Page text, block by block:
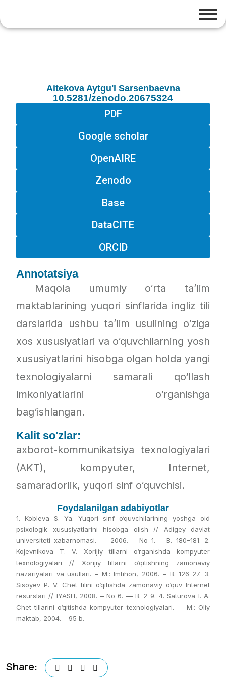
Aitekova Aytgu'l Sarsenbaevna
10.5281/zenodo.20675324
PDF
Google scholar
OpenAIRE
Zenodo
Base
DataCITE
ORCID
Annotatsiya
Maqola umumiy o‘rta ta’lim
maktablarining yuqori sinflarida ingliz tili
darslarida ushbu ta’lim usulining o‘ziga
xos xususiyatlari va o‘quvchilarning yosh
xususiyatlarini hisobga olgan holda yangi
texnologiyalarni samarali qo‘llash
imkoniyatlarini o‘rganishga
bag‘ishlangan.
Kalit so'zlar:
axborot-kommunikatsiya texnologiyalari
(AKT), kompyuter, Internet,
samaradorlik, yuqori sinf o‘quvchisi.
Foydalanilgan adabiyotlar
1. Kobleva S. Ya. Yuqori sinf o‘quvchilarining yoshga oid
psixologik xususiyatlarini hisobga olish // Adigey davlat
universiteti xabarnomasi. — 2006. – No 1. – B. 180–181. 2.
Kojevnikova T. V. Xorijiy tillarni o‘rganishda kompyuter
texnologiyalari // Xorijiy tillarni o‘qitishning zamonaviy
nazariyalari va usullari. – M.: Imtihon, 2006. – B. 126-27. 3.
Sisoyev P. V. Chet tilini o‘qitishda zamonaviy o‘quv Internet
resurslari // IYASH, 2008. – No 6. — B. 2-9. 4. Saturova I. A.
Chet tillarini o‘qitishda kompyuter texnologiyalari. — M.: Oliy
maktab, 2004. – 95 b.
Share: